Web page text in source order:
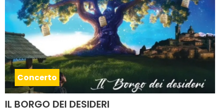
Concerto
IL BORGO DEI DESIDERI